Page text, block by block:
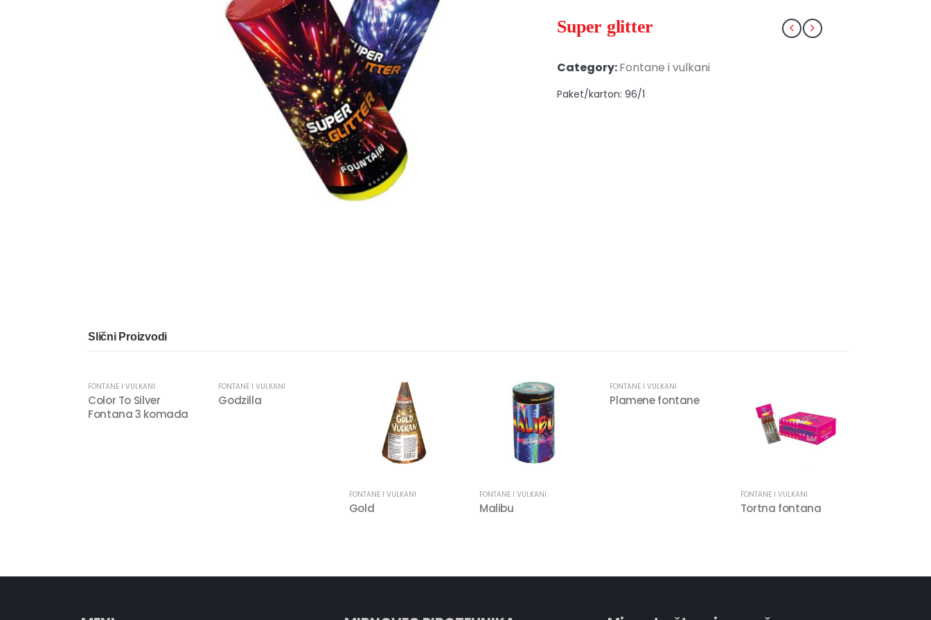
Super glitter
Category:Fontane i vulkani
Paket/karton: 96/1
Slični Proizvodi
FONTANE I VULKANI
Color To Silver
Fontana 3 komada
FONTANE I VULKANI
Godzilla
FONTANE I VULKANI
Gold
FONTANE I VULKANI
Malibu
FONTANE I VULKANI
Plamene fontane
FONTANE I VULKANI
Tortna fontana